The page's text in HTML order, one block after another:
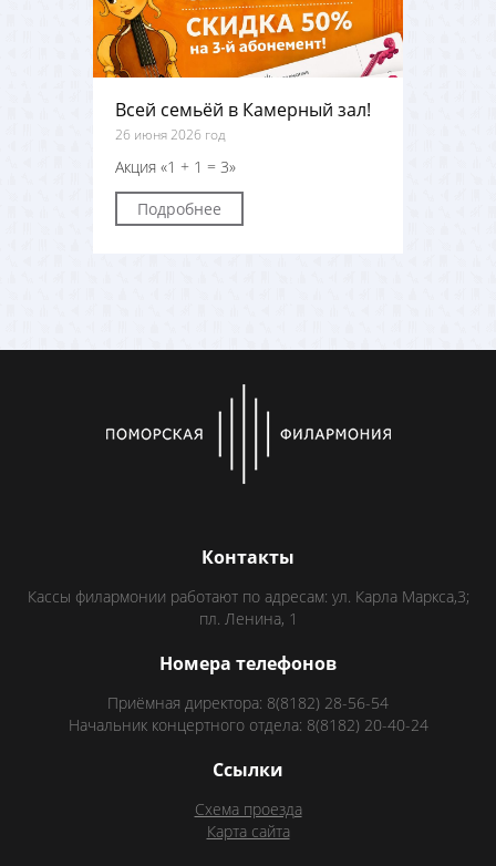
Всей семьёй в Камерный зал!
26 июня 2026 год
Акция «1 + 1 = 3»
Подробнее
Контакты
Кассы филармонии работают по адресам: ул. Карла Маркса,3;
пл. Ленина, 1
Номера телефонов
Приёмная директора: 8(8182) 28-56-54
Начальник концертного отдела: 8(8182) 20-40-24
Ссылки
Схема проезда
Карта сайта